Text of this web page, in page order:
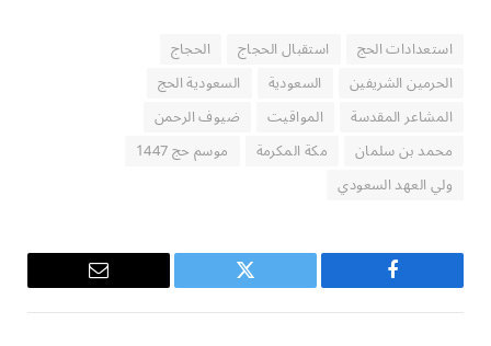
استعدادات الحج استقبال الحجاج
الحجاج
الحرمين الشريفين
السعودية
السعودية الحج
المشاعر المقدسة
المواقيت
ضيوف الرحمن
محمد بن سلمان
مكة المكرمة
موسم حج 1447
ولي العهد السعودي
فيسبوك تويتر
البريد